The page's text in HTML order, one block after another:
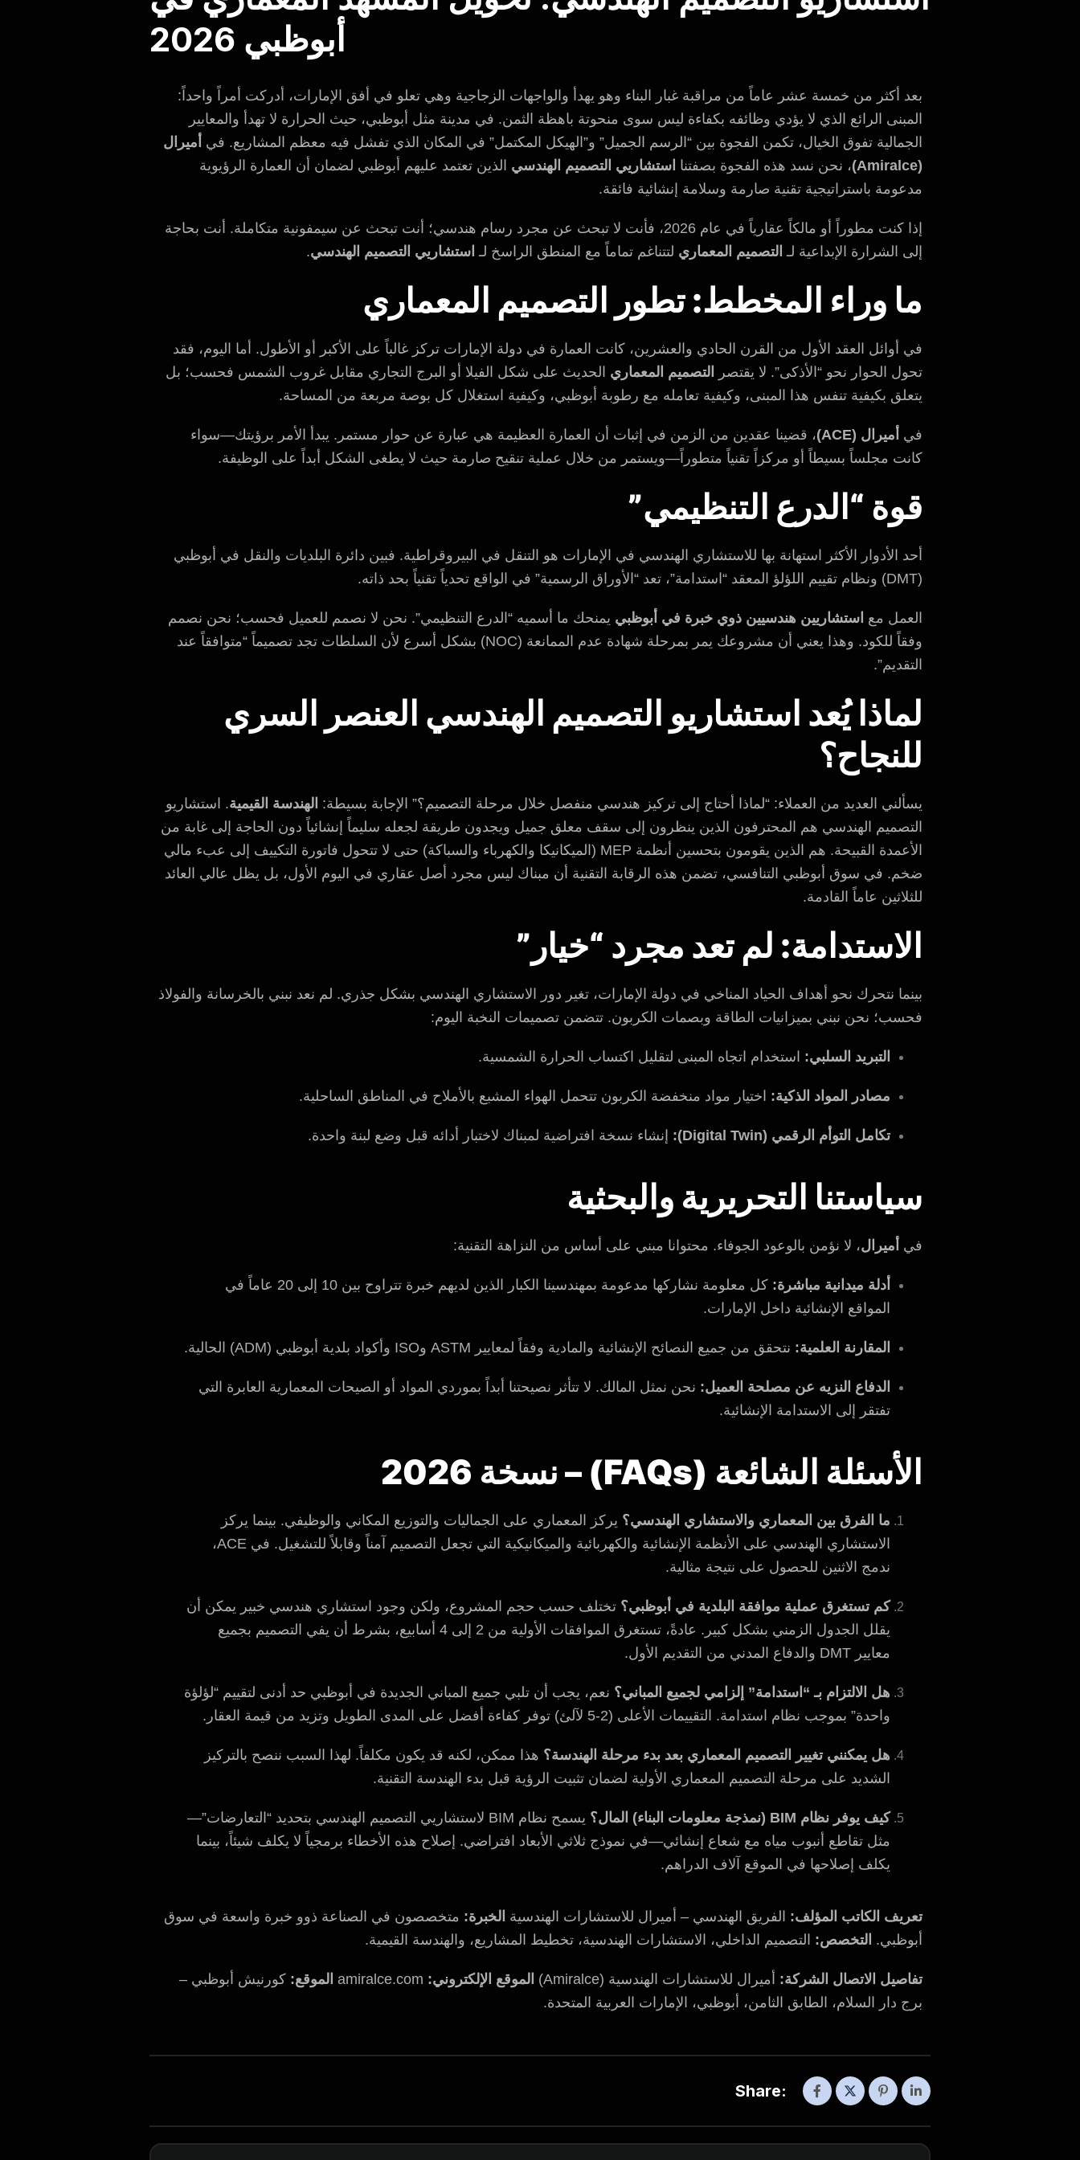
أبوظبي 2026
بعد أكثر من خمسة عشر عاماً من مراقبة غبار البناء وهو يهدأ والواجهات الزجاجية وهي تعلو في أفق الإمارات، أدركت أمراً واحداً:
المبنى الرائع الذي لا يؤدي وظائفه بكفاءة ليس سوى منحوتة باهظة الثمن. في مدينة مثل أبوظبي، حيث الحرارة لا تهدأ والمعايير
الجمالية تفوق الخيال، تكمن الفجوة بين “الرسم الجميل” و”الهيكل المكتمل” في المكان الذي تفشل فيه معظم المشاريع. في أميرال
(Amiralce)
، نحن نسد هذه الفجوة بصفتنا استشاريي التصميم الهندسي الذين تعتمد عليهم أبوظبي لضمان أن العمارة الرؤيوية
مدعومة باستراتيجية تقنية صارمة وسلامة إنشائية فائقة.
إذا كنت مطوراً أو مالكاً عقارياً في عام 2026، فأنت لا تبحث عن مجرد رسام هندسي؛ أنت تبحث عن سيمفونية متكاملة. أنت بحاجة
إلى الشرارة الإبداعية لـ التصميم المعماري لتتناغم تماماً مع المنطق الراسخ لـ استشاريي التصميم الهندسي.
ما وراء المخطط: تطور التصميم المعماري
في أوائل العقد الأول من القرن الحادي والعشرين، كانت العمارة في دولة الإمارات تركز غالباً على الأكبر أو الأطول. أما اليوم، فقد
تحول الحوار نحو “الأذكى”. لا يقتصر
التصميم المعماري الحديث على شكل الفيلا أو البرج التجاري مقابل غروب الشمس فحسب؛ بل
يتعلق بكيفية تنفس هذا المبنى، وكيفية تعامله مع رطوبة أبوظبي، وكيفية استغلال كل بوصة مربعة من المساحة.
في أميرال (ACE)
، قضينا عقدين من الزمن في إثبات أن العمارة العظيمة هي عبارة عن حوار مستمر. يبدأ الأمر برؤيتك—سواء
كانت مجلساً بسيطاً أو مركزاً تقنياً متطوراً—ويستمر من خلال عملية تنقيح صارمة حيث لا يطغى الشكل أبداً على الوظيفة.
قوة “الدرع التنظيمي”
أحد الأدوار الأكثر استهانة بها للاستشاري الهندسي في الإمارات هو التنقل في البيروقراطية. فبين دائرة البلديات والنقل في أبوظبي
(DMT) ونظام تقييم اللؤلؤ المعقد “استدامة”، تعد “الأوراق الرسمية” في الواقع تحدياً تقنياً بحد ذاته.
العمل مع استشاريين هندسيين ذوي خبرة في أبوظبي يمنحك ما أسميه “الدرع التنظيمي”. نحن لا نصمم للعميل فحسب؛ نحن نصمم
وفقاً للكود. وهذا يعني أن مشروعك يمر بمرحلة شهادة عدم الممانعة (NOC) بشكل أسرع لأن السلطات تجد تصميماً “متوافقاً عند
التقديم”.
لماذا يُعد استشاريو التصميم الهندسي العنصر السري
للنجاح؟
يسألني العديد من العملاء: “لماذا أحتاج إلى تركيز هندسي منفصل خلال مرحلة التصميم؟” الإجابة بسيطة: الهندسة القيمية. استشاريو
التصميم الهندسي هم المحترفون الذين ينظرون إلى سقف معلق جميل ويجدون طريقة لجعله سليماً إنشائياً دون الحاجة إلى غابة من
الأعمدة القبيحة. هم الذين يقومون بتحسين أنظمة MEP (الميكانيكا والكهرباء والسباكة) حتى لا تتحول فاتورة التكييف إلى عبء مالي
ضخم. في سوق أبوظبي التنافسي، تضمن هذه الرقابة التقنية أن مبناك ليس مجرد أصل عقاري في اليوم الأول، بل يظل عالي العائد
للثلاثين عاماً القادمة.
الاستدامة: لم تعد مجرد “خيار”
بينما نتحرك نحو أهداف الحياد المناخي في دولة الإمارات، تغير دور الاستشاري الهندسي بشكل جذري. لم نعد نبني بالخرسانة والفولاذ
فحسب؛ نحن نبني بميزانيات الطاقة وبصمات الكربون. تتضمن تصميمات النخبة اليوم:
التبريد السلبي: استخدام اتجاه المبنى لتقليل اكتساب الحرارة الشمسية.
مصادر المواد الذكية: اختيار مواد منخفضة الكربون تتحمل الهواء المشبع بالأملاح في المناطق الساحلية.
تكامل التوأم الرقمي (Digital Twin): إنشاء نسخة افتراضية لمبناك لاختبار أدائه قبل وضع لبنة واحدة.
سياستنا التحريرية والبحثية
في أميرال، لا نؤمن بالوعود الجوفاء. محتوانا مبني على أساس من النزاهة التقنية:
أدلة ميدانية مباشرة:
كل معلومة نشاركها مدعومة بمهندسينا الكبار الذين لديهم خبرة تتراوح بين 10 إلى 20 عاماً في
المواقع الإنشائية داخل الإمارات.
المقارنة العلمية: نتحقق من جميع النصائح الإنشائية والمادية وفقاً لمعايير ASTM وISO وأكواد بلدية أبوظبي (ADM) الحالية.
الدفاع النزيه عن مصلحة العميل: نحن نمثل المالك. لا تتأثر نصيحتنا أبداً بموردي المواد أو الصيحات المعمارية العابرة التي
تفتقر إلى الاستدامة الإنشائية.
الأسئلة الشائعة (FAQs) – نسخة 2026
ما الفرق بين المعماري والاستشاري الهندسي؟ يركز المعماري على الجماليات والتوزيع المكاني والوظيفي. بينما يركز
الاستشاري الهندسي على الأنظمة الإنشائية والكهربائية والميكانيكية التي تجعل التصميم آمناً وقابلاً للتشغيل. في ACE،
ندمج الاثنين للحصول على نتيجة مثالية.
كم تستغرق عملية موافقة البلدية في أبوظبي؟ تختلف حسب حجم المشروع، ولكن وجود استشاري هندسي خبير يمكن أن
يقلل الجدول الزمني بشكل كبير. عادةً، تستغرق الموافقات الأولية من 2 إلى 4 أسابيع، بشرط أن يفي التصميم بجميع
معايير DMT والدفاع المدني من التقديم الأول.
هل الالتزام بـ “استدامة” إلزامي لجميع المباني؟ نعم، يجب أن تلبي جميع المباني الجديدة في أبوظبي حد أدنى لتقييم “لؤلؤة
واحدة” بموجب نظام استدامة. التقييمات الأعلى (2-5 لآلئ) توفر كفاءة أفضل على المدى الطويل وتزيد من قيمة العقار.
هل يمكنني تغيير التصميم المعماري بعد بدء مرحلة الهندسة؟ هذا ممكن، لكنه قد يكون مكلفاً. لهذا السبب ننصح بالتركيز
الشديد على مرحلة التصميم المعماري الأولية لضمان تثبيت الرؤية قبل بدء الهندسة التقنية.
كيف يوفر نظام BIM (نمذجة معلومات البناء) المال؟
يسمح نظام BIM لاستشاريي التصميم الهندسي بتحديد “التعارضات”—
مثل تقاطع أنبوب مياه مع شعاع إنشائي—في نموذج ثلاثي الأبعاد افتراضي. إصلاح هذه الأخطاء برمجياً لا يكلف شيئاً، بينما
يكلف إصلاحها في الموقع آلاف الدراهم.
تعريف الكاتب المؤلف: الفريق الهندسي – أميرال للاستشارات الهندسية الخبرة: متخصصون في الصناعة ذوو خبرة واسعة في سوق
أبوظبي. التخصص: التصميم الداخلي، الاستشارات الهندسية، تخطيط المشاريع، والهندسة القيمية.
تفاصيل الاتصال الشركة: أميرال للاستشارات الهندسية (Amiralce) الموقع الإلكتروني: amiralce.com الموقع: كورنيش أبوظبي –
برج دار السلام، الطابق الثامن، أبوظبي، الإمارات العربية المتحدة.
Share: